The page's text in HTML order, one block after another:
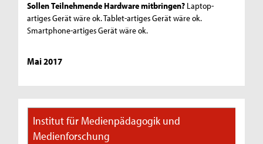
Sollen Teilnehmende Hardware mitbringen? Laptop-
artiges Gerät wäre ok. Tablet-artiges Gerät wäre ok.
Smartphone-artiges Gerät wäre ok.
Mai 2017
Institut für Medienpädagogik und
Medienforschung